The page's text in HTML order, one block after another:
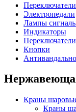
Электропедали
Лампы
Индикаторы
Кнопки
Краны
Краны